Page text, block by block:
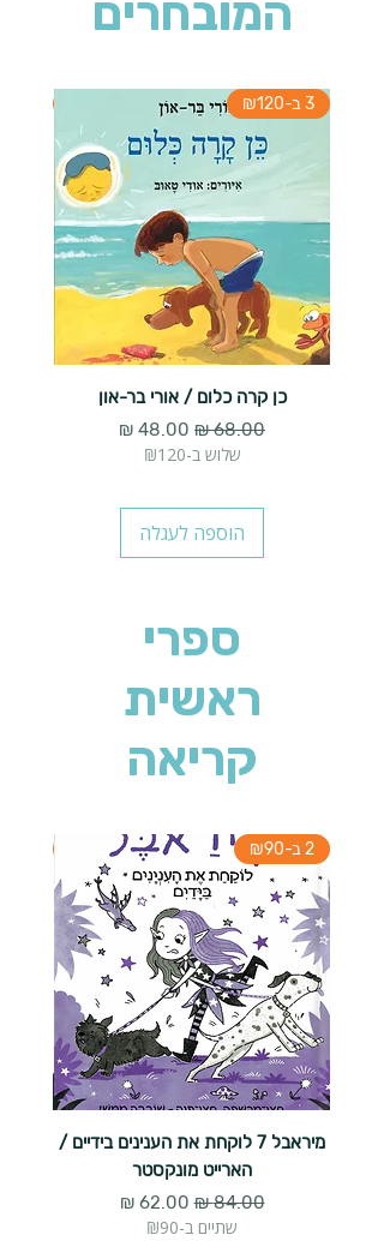
המובחרים
3 ב-₪120
כן קרה כלום / אורי בר-און
מחיר רגיל מחיר מבצע
שלוש ב-₪120
הוספה לעגלה
ספרי
ראשית
קריאה
2 ב-₪90
מיראבל 7 לוקחת את הענינים בידיים /
הארייט מונקסטר
מחיר רגיל‏84.00 ‏₪ מחיר מבצע
שתיים ב-₪90